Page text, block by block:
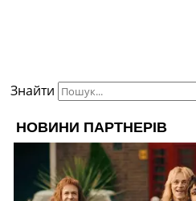
Знайти